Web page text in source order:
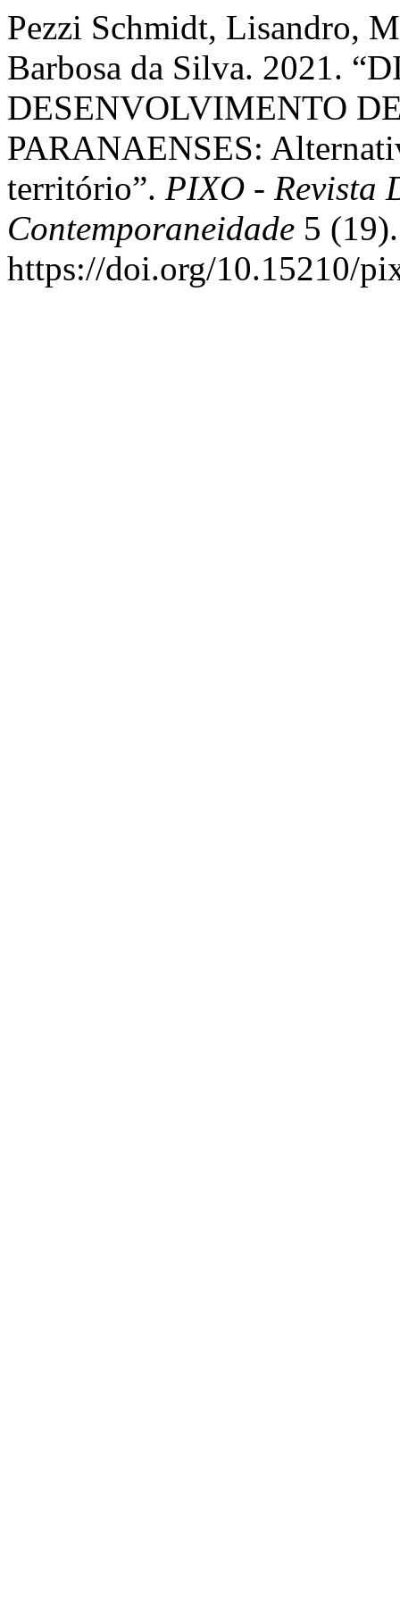
Pezzi Schmidt, Lisandro,
Barbosa da Silva. 2021.
DESENVOLVIMENTO
PARANAENSES:
território”. PIXO - Revista
Contemporaneidade 5 (19).
https://doi.org/10.15210/